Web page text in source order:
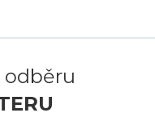
odběru